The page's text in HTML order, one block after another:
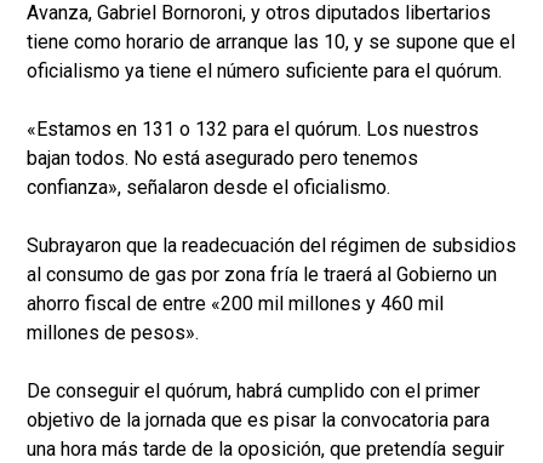
Avanza, Gabriel Bornoroni, y otros diputados libertarios
tiene como horario de arranque las 10, y se supone que el
oficialismo ya tiene el número suficiente para el quórum.
«Estamos en 131 o 132 para el quórum. Los nuestros
bajan todos. No está asegurado pero tenemos
confianza», señalaron desde el oficialismo.
Subrayaron que la readecuación del régimen de subsidios
al consumo de gas por zona fría le traerá al Gobierno un
ahorro fiscal de entre «200 mil millones y 460 mil
millones de pesos».
De conseguir el quórum, habrá cumplido con el primer
objetivo de la jornada que es pisar la convocatoria para
una hora más tarde de la oposición, que pretendía seguir